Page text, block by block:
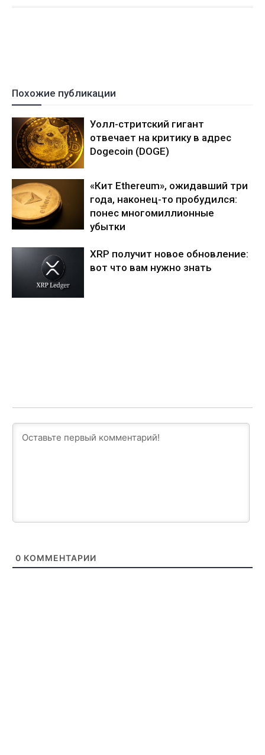
Похожие публикации
Уолл-стритский гигант
отвечает на критику в адрес
Dogecoin (DOGE)
«Кит Ethereum», ожидавший три
года, наконец-то пробудился:
понес многомиллионные
убытки
XRP получит новое обновление:
вот что вам нужно знать
0 КОММЕНТАРИИ